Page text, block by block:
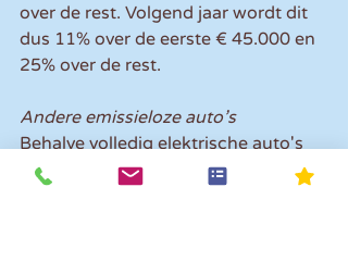
over de rest. Volgend jaar wordt dit
dus 11% over de eerste € 45.000 en
25% over de rest.
Andere emissieloze auto’s
Behalve volledig elektrische auto's
rijdt op de Nederlandse wegen ook